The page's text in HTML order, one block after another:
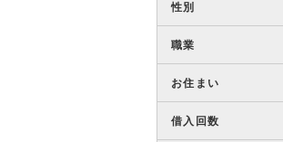
性別
職業
お住まい
借入回数